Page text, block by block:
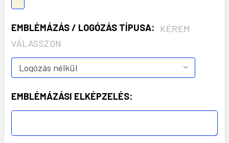
EMBLÉMÁZÁS / LOGÓZÁS TÍPUSA:
KÉREM
VÁLASSZON
EMBLÉMÁZÁSI ELKÉPZELÉS: